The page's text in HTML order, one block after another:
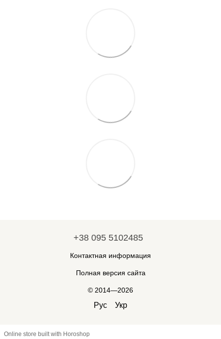
+38 095 5102485
Контактная информация
Полная версия сайта
© 2014—2026
Рус Укр
Online store built with Horoshop